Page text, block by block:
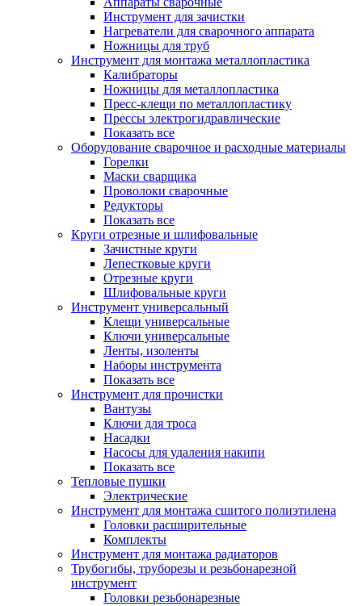
Инструмент для зачистки
Нагреватели для сварочного аппарата
Ножницы для труб
Инструмент для монтажа металлопластика
Калибраторы
Ножницы для металлопластика
Пресс-клещи по металлопластику
Прессы электрогидравлические
Показать все
Оборудование сварочное и расходные материалы
Горелки
Маски сварщика
Проволоки сварочные
Редукторы
Показать все
Круги отрезные и шлифовальные
Зачистные круги
Лепестковые круги
Отрезные круги
Шлифовальные круги
Инструмент универсальный
Клещи универсальные
Ключи универсальные
Ленты, изоленты
Наборы инструмента
Показать все
Инструмент для прочистки
Вантузы
Ключи для троса
Насадки
Насосы для удаления накипи
Показать все
Тепловые пушки
Электрические
Инструмент для монтажа сшитого полиэтилена
Головки расширительные
Комплекты
Инструмент для монтажа радиаторов
Трубогибы, труборезы и резьбонарезной
инструмент
Головки резьбонарезные